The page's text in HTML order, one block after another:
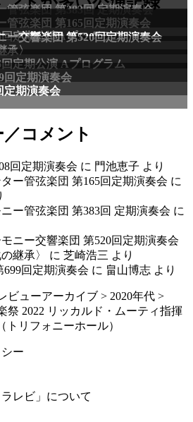
コメント
回定期演奏会 に 門池恵子 より
ー管弦楽団 第165回定期演奏会 に
ー管弦楽団 第383回 定期演奏会 に
ニー交響楽団 第520回定期演奏会
継承〉
に 芝崎浩三 より
回定期演奏会 に 畠山博志 より
ビューアーカイブ > 2020年代 >
祭 2022 リッカルド・ムーティ指揮
リフォニーホール）
ー
レビ」について